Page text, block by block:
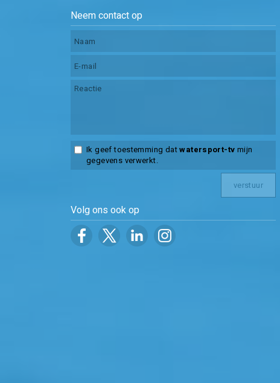
Neem contact op
Ik geef toestemming datwatersport-tv mijn
gegevens verwerkt.
Volg ons ook op